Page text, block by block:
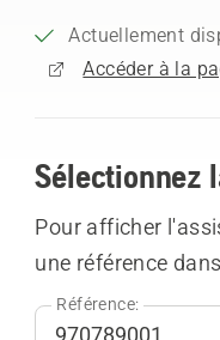
Actuellement
Accéder à la
Sélectionnez
Pour afficher
une référence
Référence: